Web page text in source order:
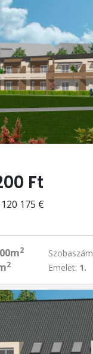
Ft
120 175 €
2
2
Emelet: 1.